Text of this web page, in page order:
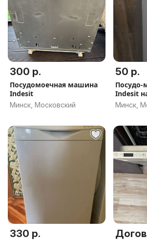
300 р.
Посудомоечная машина
Indesit
Минск, Московский
50 р.
Indesit
Минск,
330 р.